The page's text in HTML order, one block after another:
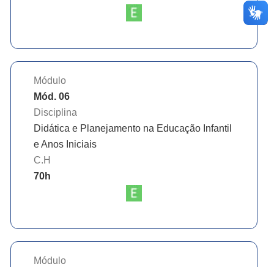
Módulo
Mód. 06
Disciplina
Didática e Planejamento na Educação Infantil
e Anos Iniciais
C.H
70h
Módulo